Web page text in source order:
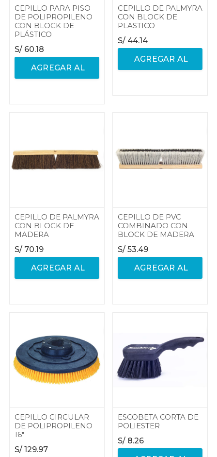
CEPILLO PARA PISO
DE POLIPROPILENO
CON BLOCK DE
PLÁSTICO
S/ 60.18
AGREGAR AL
CEPILLO DE PALMYRA
CON BLOCK DE
PLASTICO
S/ 44.14
AGREGAR AL
CEPILLO DE PALMYRA
CON BLOCK DE
MADERA
S/ 70.19
AGREGAR AL
CEPILLO DE PVC
COMBINADO CON
BLOCK DE MADERA
S/ 53.49
AGREGAR AL
CEPILLO CIRCULAR
DE POLIPROPILENO
16"
S/ 129.97
ESCOBETA CORTA DE
POLIESTER
S/ 8.26